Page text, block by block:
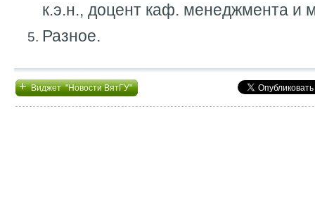
к.э.н., доцент каф. менеджмента и
Разное.
+Виджет "Новости ВятГУ"